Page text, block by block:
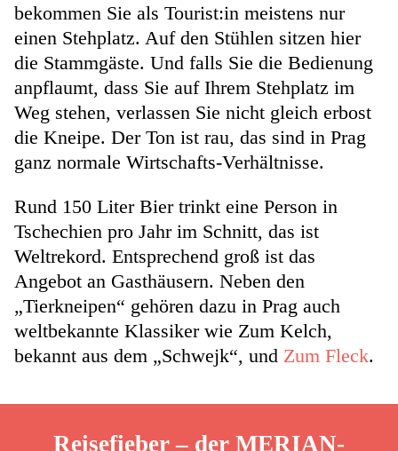
bekommen Sie als Tourist:in meistens nur
einen Stehplatz. Auf den Stühlen sitzen hier
die Stammgäste. Und falls Sie die Bedienung
anpflaumt, dass Sie auf Ihrem Stehplatz im
Weg stehen, verlassen Sie nicht gleich erbost
die Kneipe. Der Ton ist rau, das sind in Prag
ganz normale Wirtschafts-Verhältnisse.
Rund 150 Liter Bier trinkt eine Person in
Tschechien pro Jahr im Schnitt, das ist
Weltrekord. Entsprechend groß ist das
Angebot an Gasthäusern. Neben den
„Tierkneipen“ gehören dazu in Prag auch
weltbekannte Klassiker wie Zum Kelch,
bekannt aus dem „Schwejk“, und Zum Fleck.
Reisefieber – der MERIAN-